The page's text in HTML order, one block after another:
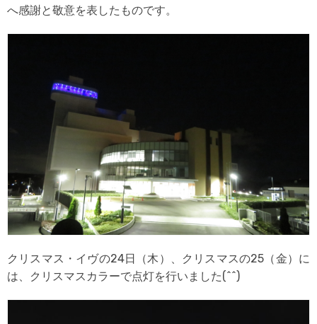
へ感謝と敬意を表したものです。
クリスマス・イヴの24日（木）、クリスマスの25（金）に
は、クリスマスカラーで点灯を行いました(^^)